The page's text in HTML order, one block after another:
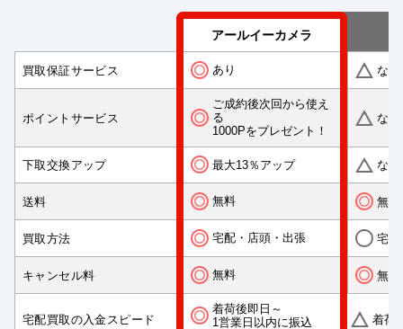
アールイーカメラ
買取保証サービス あり なし
ポイントサービス
ご成約後次回から使え
る
1000Pをプレゼント！
なし
下取交換アップ 最大13％アップ なし
送料 無料 無料
買取方法 宅配・店頭・出張 宅配
キャンセル料 無料 無料
宅配買取の入金スピード
着荷後即日～
1営業日以内に振込
着荷